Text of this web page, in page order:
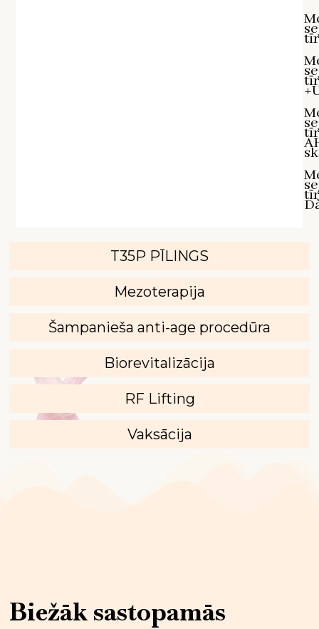
T35P PĪLINGS
Mezoterapija
Šampanieša anti-age procedūra
Biorevitalizācija
RF Lifting
Vaksācija
Biežāk sastopamās